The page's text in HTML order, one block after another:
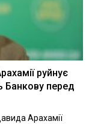
руйнує
Банкову перед
Арахамії